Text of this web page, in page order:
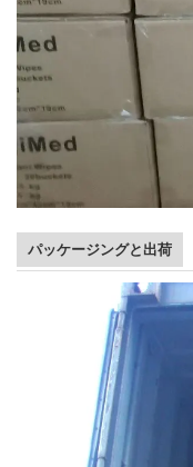
パッケージングと出荷